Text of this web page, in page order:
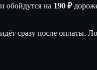
обойдутся на 190 ₽
сразу после оплаты.